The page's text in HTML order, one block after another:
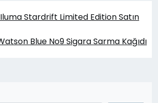
Stardrift Limited Edition Satın
Blue No9 Sigara Sarma Kağıdı